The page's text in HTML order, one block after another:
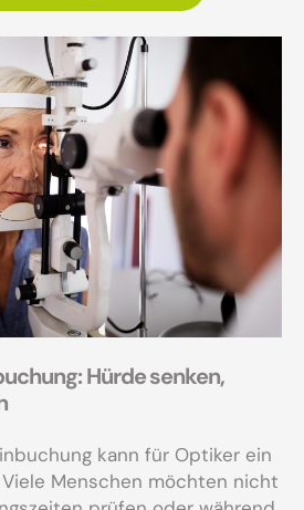
Hürde senken,
kann für Optiker ein
Menschen möchten nicht